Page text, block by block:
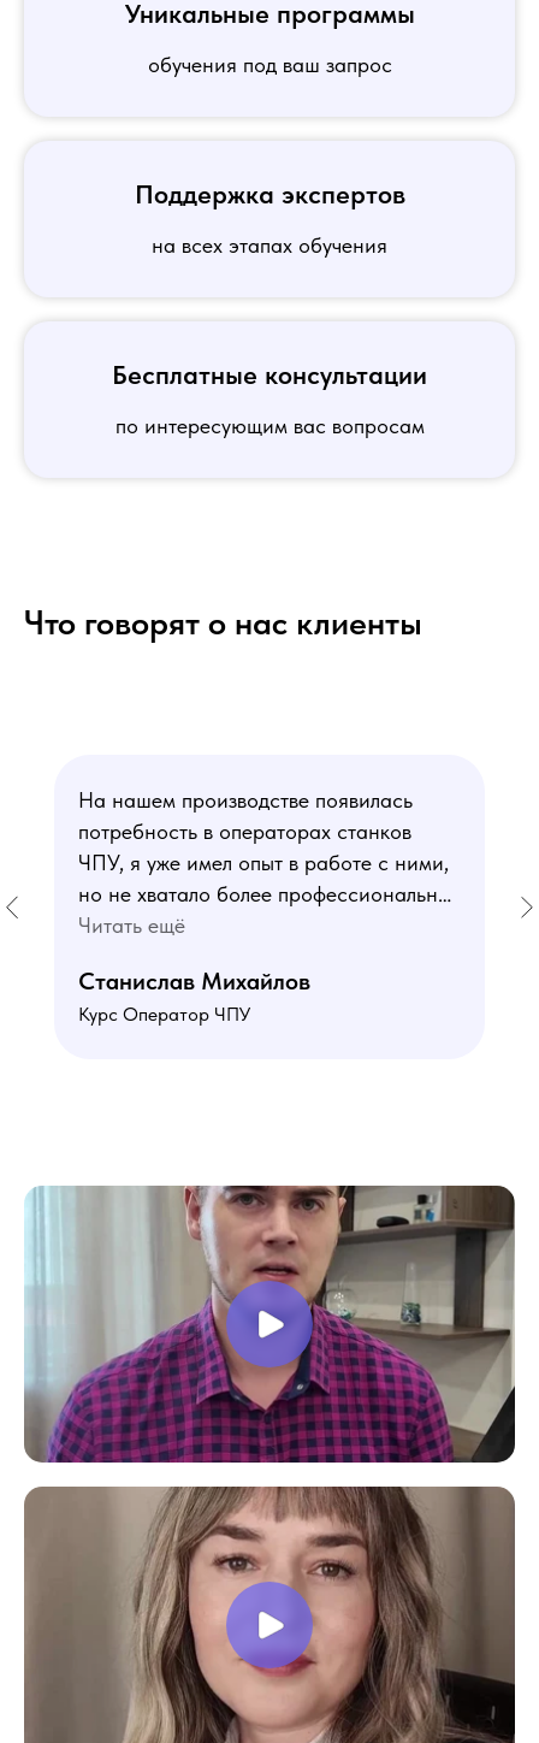
Уникальные программы
обучения под ваш запрос
Поддержка экспертов
на всех этапах обучения
Бесплатные консультации
по интересующим вас вопросам
Что говорят о нас клиенты
На нашем производстве появилась
потребность в операторах станков
ЧПУ, я уже имел опыт в работе с ними,
но не хватало более профессиональных
знаний. В курсе мне понравился блок
и программированию - это как раз то,
чего мне не хватало. Преподаватели
доволен, в работе всё пригодилось!
Читать ещё
Станислав Михайлов
Курс Оператор ЧПУ